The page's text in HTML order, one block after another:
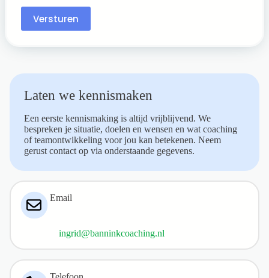
Versturen
Laten we kennismaken
Een eerste kennismaking is altijd vrijblijvend. We
bespreken je situatie, doelen en wensen en wat coaching
of teamontwikkeling voor jou kan betekenen. Neem
gerust contact op via onderstaande gegevens.
Email
ingrid@banninkcoaching.nl